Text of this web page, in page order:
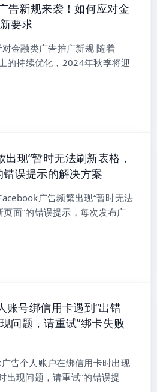
告新规来袭！如何应对金
要求
金融类广告推广新规 随着
的持续优化，2024年秋季将迎
现“暂时无法刷新表格，
误提示的解决方案
广告频繁出现“暂时无法
面”的错误提示，每次发布广
账号绑信用卡遇到“出错
问题，请重试”绑卡失败
告个人账户在绑信用卡时出现
出现问题，请重试”的错误提